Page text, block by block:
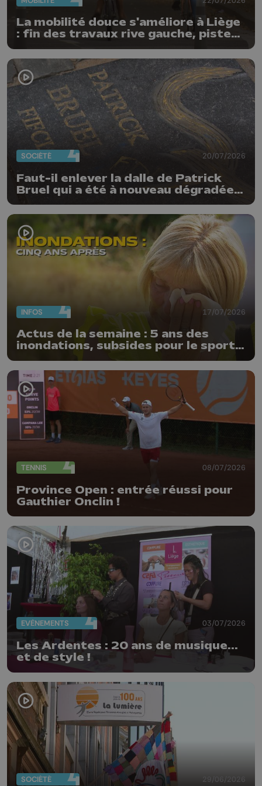
La mobilité douce s'améliore à Liège
: fin des travaux rive gauche, pistes
Guillemins...
SOCIÉTÉ 20/07/2026
Faut-il enlever la dalle de Patrick
Bruel qui a été à nouveau dégradée ?
"Nos ouvriers sont en vacances"
INFOS 17/07/2026
Actus de la semaine : 5 ans des
inondations, subsides pour le sport
TENNIS 08/07/2026
Province Open : entrée réussi pour
Gauthier Onclin !
EVÈNEMENTS 03/07/2026
Les Ardentes : 20 ans de musique...
et de style !
SOCIÉTÉ 29/06/2026